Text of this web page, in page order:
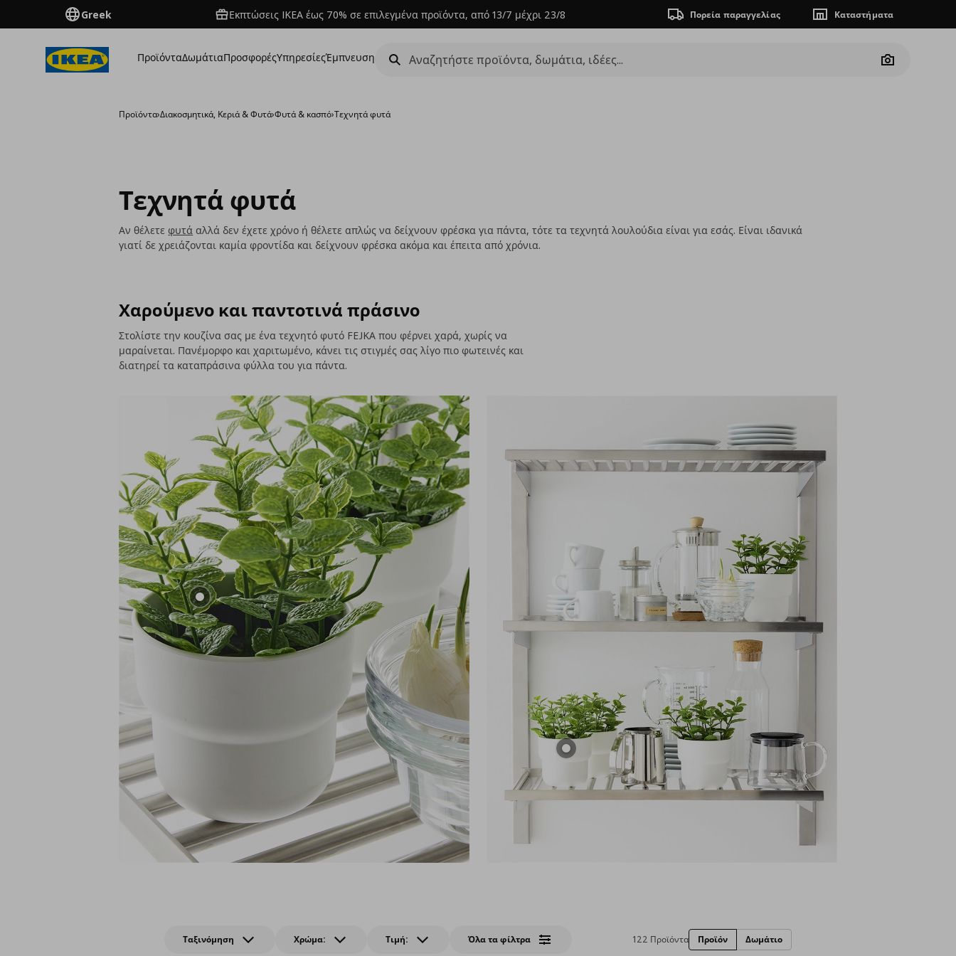
Greek Εκπτώσεις IKEA έως 70% σε επιλεγμένα προϊόντα, από 13/7 μέχρι 23/8 Πορεία παραγγελίας Καταστήματα
ΠροϊόνταΔωμάτιαΠροσφορέςΥπηρεσίεςΈμπνευση
Camera
Προϊόντα›Διακοσμητικά, Κεριά & Φυτά›Φυτά & κασπό›Τεχνητά φυτά
Τεχνητά φυτά
Αν θέλετεφυτά αλλά δεν έχετε χρόνο ή θέλετε απλώς να δείχνουν φρέσκα για πάντα, τότε τα τεχνητά λουλούδια είναι για εσάς. Είναι ιδανικά
γιατί δε χρειάζονται καμία φροντίδα και δείχνουν φρέσκα ακόμα και έπειτα από χρόνια.
Χαρούμενο και παντοτινά πράσινο
Στολίστε την κουζίνα σας με ένα τεχνητό φυτό FEJKA που φέρνει χαρά, χωρίς να
μαραίνεται. Πανέμορφο και χαριτωμένο, κάνει τις στιγμές σας λίγο πιο φωτεινές και
διατηρεί τα καταπράσινα φύλλα του για πάντα.
Ταξινόμηση Χρώμα: Τιμή: Όλα τα φίλτρα 122 Προϊόντα Προϊόν Δωμάτιο